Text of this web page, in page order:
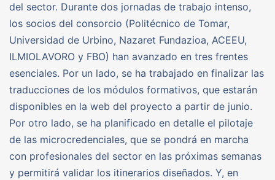
del sector. Durante dos jornadas de trabajo intenso,
los socios del consorcio (Politécnico de Tomar,
Universidad de Urbino, Nazaret Fundazioa, ACEEU,
ILMIOLAVORO y FBO) han avanzado en tres frentes
esenciales. Por un lado, se ha trabajado en finalizar las
traducciones de los módulos formativos, que estarán
disponibles en la web del proyecto a partir de junio.
Por otro lado, se ha planificado en detalle el pilotaje
de las microcredenciales, que se pondrá en marcha
con profesionales del sector en las próximas semanas
y permitirá validar los itinerarios diseñados. Y, en